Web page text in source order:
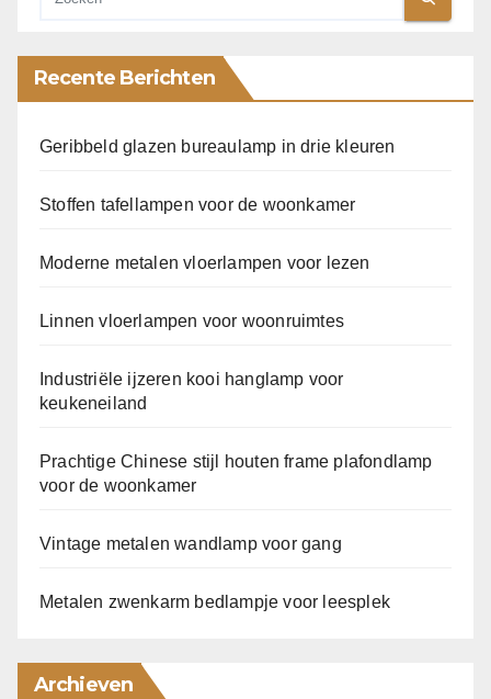
Recente Berichten
Geribbeld glazen bureaulamp in drie kleuren
Stoffen tafellampen voor de woonkamer
Moderne metalen vloerlampen voor lezen
Linnen vloerlampen voor woonruimtes
Industriële ijzeren kooi hanglamp voor
keukeneiland
Prachtige Chinese stijl houten frame plafondlamp
voor de woonkamer
Vintage metalen wandlamp voor gang
Metalen zwenkarm bedlampje voor leesplek
Archieven